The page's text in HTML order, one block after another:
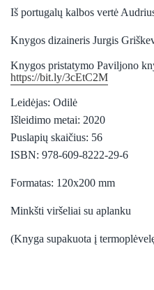
Iš portugalų kalbos vertė
Knygos dizaineris Jurgis
Knygos pristatymo Paviljono
https://bit.ly/3cEtC2M
Leidėjas: Odilė
Išleidimo metai: 2020
Puslapių skaičius: 56
ISBN: 978-609-8222-29-6
Formatas: 120x200 mm
Minkšti viršeliai su aplanku
(Knyga supakuota į